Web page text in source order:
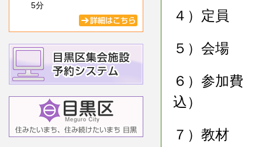
5分
４）定員
５）会場
６）参加費
込）
７）教材 ：